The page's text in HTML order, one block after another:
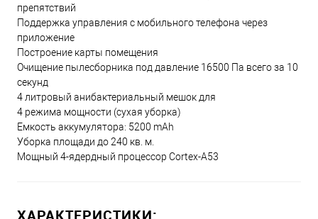
препятствий
Поддержка управления с мобильного телефона через
приложение
Построение карты помещения
Очищение пылесборника под давление 16500 Па всего за 10
секунд
4 литровый анибактериальный мешок для
4 режима мощности (сухая уборка)
Емкость аккумулятора: 5200 mAh
Уборка площади до 240 кв. м.
Мощный 4-ядердный процессор Cortex-A53